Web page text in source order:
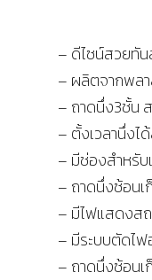
– ดีไซน์สวยทัน
– ผลิตจากพล
– ถาดนึ่ง3ชั้น
– ตั้งเวลานึ่งไ
– มีช่องสำหรับ
– ถาดนึ่งซ้อนเ
– มีไฟแสดงสถ
– มีระบบตัดไฟ
– ถาดนึ่งซ้อนเ